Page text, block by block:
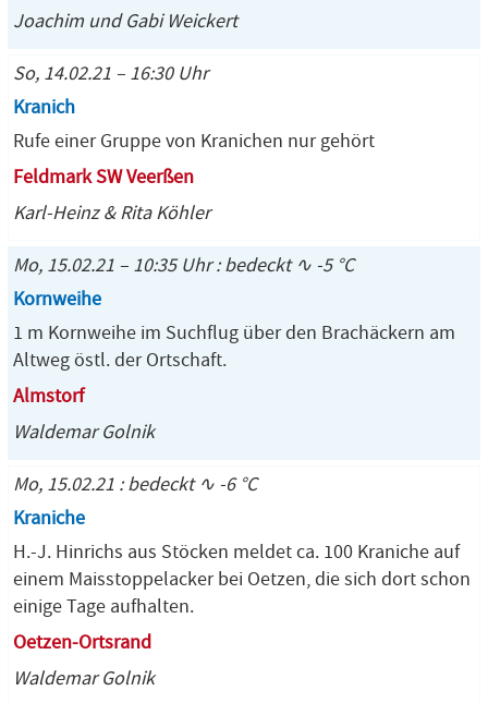
Joachim und Gabi Weickert
So, 14.02.21 – 16:30 Uhr
Kranich
Rufe einer Gruppe von Kranichen nur gehört
Feldmark SW Veerßen
Karl-Heinz & Rita Köhler
Mo, 15.02.21 – 10:35 Uhr : bedeckt ∿ -5 °C
Kornweihe
1 m Kornweihe im Suchflug über den Brachäckern am
Altweg östl. der Ortschaft.
Almstorf
Waldemar Golnik
Mo, 15.02.21 : bedeckt ∿ -6 °C
Kraniche
H.-J. Hinrichs aus Stöcken meldet ca. 100 Kraniche auf
einem Maisstoppelacker bei Oetzen, die sich dort schon
einige Tage aufhalten.
Oetzen-Ortsrand
Waldemar Golnik